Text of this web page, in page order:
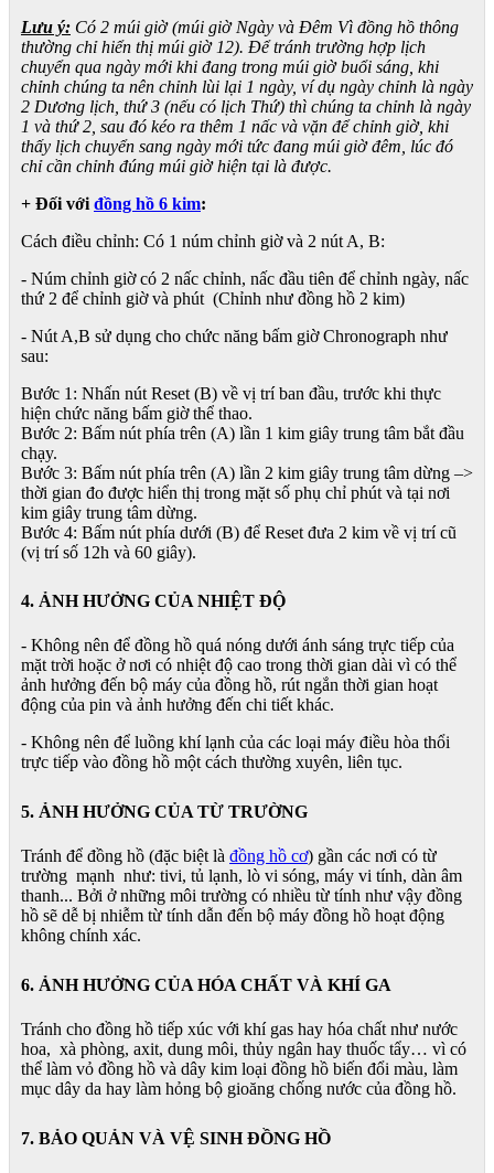
Lưu ý: Có 2 múi giờ (múi giờ Ngày và Đêm Vì đồng hồ thông
thường chỉ hiển thị múi giờ 12). Để tránh trường hợp lịch
chuyển qua ngày mới khi đang trong múi giờ buổi sáng, khi
chỉnh chúng ta nên chỉnh lùi lại 1 ngày, ví dụ ngày chỉnh là ngày
2 Dương lịch, thứ 3 (nếu có lịch Thứ) thì chúng ta chỉnh là ngày
1 và thứ 2, sau đó kéo ra thêm 1 nấc và vặn để chỉnh giờ, khi
thấy lịch chuyển sang ngày mới tức đang múi giờ đêm, lúc đó
chỉ cần chỉnh đúng múi giờ hiện tại là được.
+ Đối với đồng hồ 6 kim:
Cách điều chỉnh: Có 1 núm chỉnh giờ và 2 nút A, B:
- Núm chỉnh giờ có 2 nấc chỉnh, nấc đầu tiên để chỉnh ngày, nấc
thứ 2 để chỉnh giờ và phút (Chỉnh như đồng hồ 2 kim)
- Nút A,B sử dụng cho chức năng bấm giờ Chronograph như
sau:
Bước 1: Nhấn nút Reset (B) về vị trí ban đầu, trước khi thực
hiện chức năng bấm giờ thể thao.
Bước 2: Bấm nút phía trên (A) lần 1 kim giây trung tâm bắt đầu
chạy.
Bước 3: Bấm nút phía trên (A) lần 2 kim giây trung tâm dừng –>
thời gian đo được hiển thị trong mặt số phụ chỉ phút và tại nơi
kim giây trung tâm dừng.
Bước 4: Bấm nút phía dưới (B) để Reset đưa 2 kim về vị trí cũ
(vị trí số 12h và 60 giây).
4. ẢNH HƯỞNG CỦA NHIỆT ĐỘ
- Không nên để đồng hồ quá nóng dưới ánh sáng trực tiếp của
mặt trời hoặc ở nơi có nhiệt độ cao trong thời gian dài vì có thể
ảnh hưởng đến bộ máy của đồng hồ, rút ngắn thời gian hoạt
động của pin và ảnh hưởng đến chi tiết khác.
- Không nên để luồng khí lạnh của các loại máy điều hòa thổi
trực tiếp vào đồng hồ một cách thường xuyên, liên tục.
5. ẢNH HƯỞNG CỦA TỪ TRƯỜNG
Tránh để đồng hồ (đặc biệt là đồng hồ cơ) gần các nơi có từ
trường mạnh như: tivi, tủ lạnh, lò vi sóng, máy vi tính, dàn âm
thanh... Bởi ở những môi trường có nhiều từ tính như vậy đồng
hồ sẽ dễ bị nhiễm từ tính dẫn đến bộ máy đồng hồ hoạt động
không chính xác.
6. ẢNH HƯỞNG CỦA HÓA CHẤT VÀ KHÍ GA
Tránh cho đồng hồ tiếp xúc với khí gas hay hóa chất như nước
hoa, xà phòng, axit, dung môi, thủy ngân hay thuốc tẩy… vì có
thể làm vỏ đồng hồ và dây kim loại đồng hồ biến đổi màu, làm
mục dây da hay làm hỏng bộ gioăng chống nước của đồng hồ.
7. BẢO QUẢN VÀ VỆ SINH ĐỒNG HỒ